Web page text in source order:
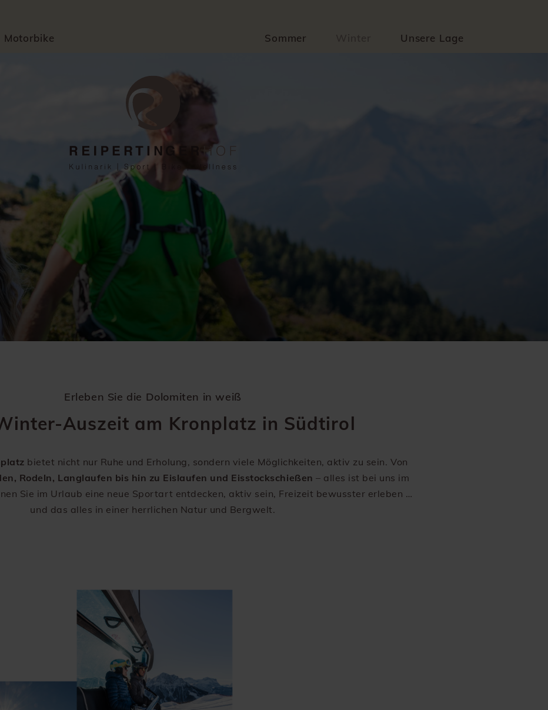
Motorbike Sommer Unsere Lage
Erleben Sie die Dolomiten in weiß
Auszeit am Kronplatz in Südtirol
bietet nicht nur Ruhe und Erholung, sondern viele Möglichkeiten, aktiv zu sein. Von
Rodeln, Langlaufen bis hin zu Eislaufen und Eisstockschießen – alles ist bei uns im
Sie im Urlaub eine neue Sportart entdecken, aktiv sein, Freizeit bewusster erleben …
und das alles in einer herrlichen Natur und Bergwelt.